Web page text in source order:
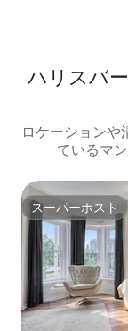
ハリスバ
ロケーション
ているマ
スーパーホスト
スーパーホスト